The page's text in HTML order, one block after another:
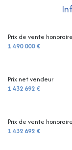
Prix de vente
1 490 000 €
Prix net vendeur
1 432 692 €
Prix de vente
1 432 692 €